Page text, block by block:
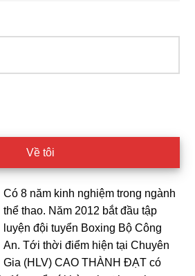
Về tôi
Có 8 năm kinh nghiệm trong ngành
thể thao. Năm 2012 bắt đầu tập
luyện đội tuyển Boxing Bộ Công
An. Tới thời điểm hiện tại Chuyên
Gia (HLV) CAO THÀNH ĐẠT có